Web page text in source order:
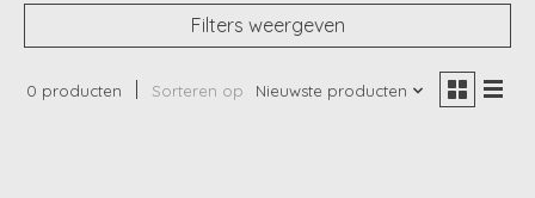
Filters weergeven
0 producten Sorteren op Nieuwste producten